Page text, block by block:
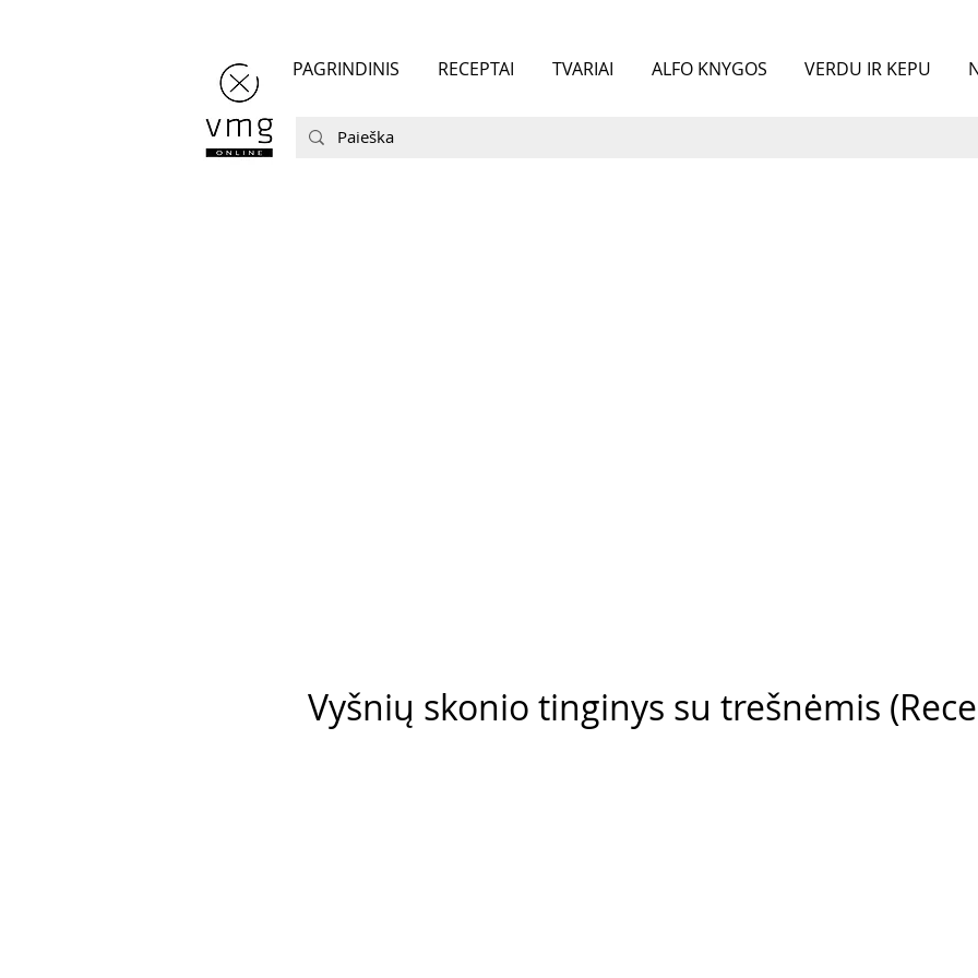
PAGRINDINIS RECEPTAI TVARIAI ALFO KNYGOS VERDU IR KEPU
Vyšnių skonio tinginys su trešnėmis